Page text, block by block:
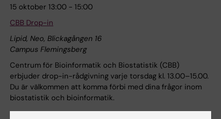
15 oktober 13:00 - 15:00
CBB Drop-in
Lipid, Neo, Blickagången 16
Campus Flemingsberg
Centrum för Bioinformatik och Biostatistik (CBB)
erbjuder drop-in-rådgivning varje torsdag kl. 13.00–15.00.
Du är välkommen att komma förbi med dina frågor inom
biostatistik och bioinformatik.
Annat